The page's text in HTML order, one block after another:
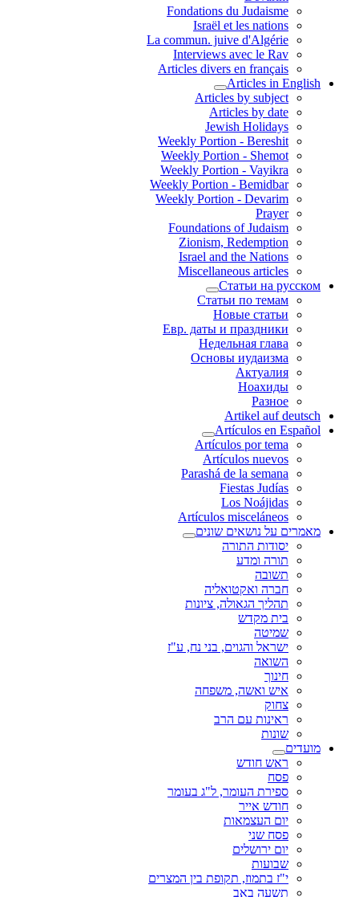
Fondations du Judaisme
Israël et les nations
La commun. juive d'Algérie
Interviews avec le Rav
Articles divers en français
Articles in English
Articles by subject
Articles by date
Jewish Holidays
Weekly Portion - Bereshit
Weekly Portion - Shemot
Weekly Portion - Vayikra
Weekly Portion - Bemidbar
Weekly Portion - Devarim
Prayer
Foundations of Judaism
Zionism, Redemption
Israel and the Nations
Miscellaneous articles
Статьи на русском
Статьи по темам
Новые статьи
Евр. даты и праздники
Недельная глава
Основы иудаизма
Актуалия
Ноахиды
Разное
Artikel auf deutsch
Artículos en Español
Artículos por tema
Artículos nuevos
Parashá de la semana
Fiestas Judías
Los Noájidas
Artículos misceláneos
מאמרים על נושאים שונים
יסודות התורה
תורה ומדע
תשובה
חברה ואקטואליה
תהליך הגאולה, ציונות
בית מקדש
שמיטה
ישראל והגוים, בני נח, ע"ז
השואה
חינוך
איש ואשה, משפחה
צחוק
ראינות עם הרב
שונות
מועדים
ראש חודש
פסח
ספירת העומר, ל"ג בעומר
חודש אייר
יום העצמאות
פסח שני
יום ירושלים
שבועות
י"ז בתמוז, תקופת בין המצרים
תשעה באב